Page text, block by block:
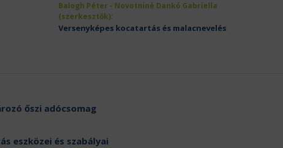
Balogh Péter - Novotniné Dankó Gabriella
(szerkesztők):
Versenyképes kocatartás és malacnevelés
őszi adócsomag
eszközei és szabályai